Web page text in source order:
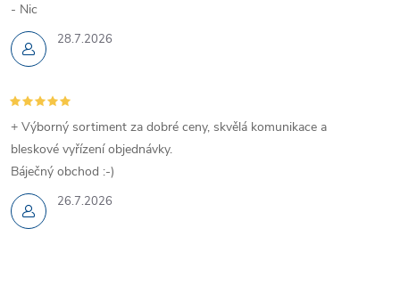
28.7.2026
- Nic
26.7.2026
+ Výborný sortiment za dobré ceny, skvělá komunikace a
bleskové vyřízení objednávky.
Báječný obchod :-)